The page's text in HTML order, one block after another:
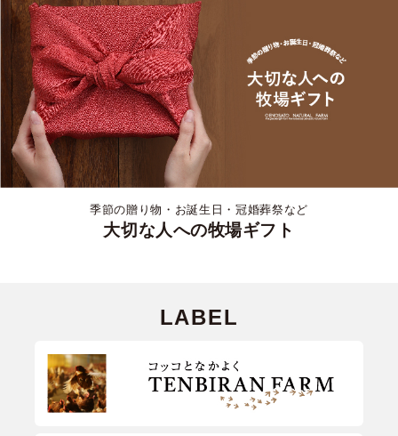
季節の贈り物・お誕生日・冠婚葬祭など
大切な人への牧場ギフト
LABEL